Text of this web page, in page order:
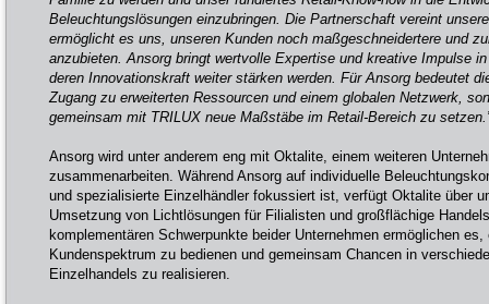
Beleuchtungslösungen einzubringen. Die Partnerschaft vereint
ermöglicht es uns, unseren Kunden noch maßgeschneidertere und
anzubieten. Ansorg bringt wertvolle Expertise und kreative Impulse
deren Innovationskraft weiter stärken werden. Für Ansorg bedeutet
Zugang zu erweiterten Ressourcen und einem globalen Netzwerk,
gemeinsam mit TRILUX neue Maßstäbe im Retail-Bereich zu
Ansorg wird unter anderem eng mit Oktalite, einem weiteren
zusammenarbeiten. Während Ansorg auf individuelle
und spezialisierte Einzelhändler fokussiert ist, verfügt Oktalite über
Umsetzung von Lichtlösungen für Filialisten und großflächige
komplementären Schwerpunkte beider Unternehmen ermöglichen
Kundenspektrum zu bedienen und gemeinsam Chancen in
Einzelhandels zu realisieren.